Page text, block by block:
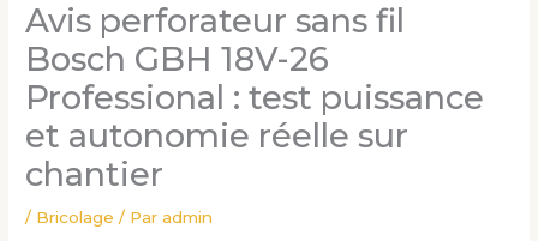
Avis perforateur sans fil
Bosch GBH 18V-26
Professional : test puissance
et autonomie réelle sur
chantier
/ Bricolage / Paradmin